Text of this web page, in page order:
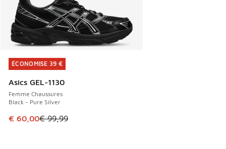
ÉCONOMISE 39 €
Asics GEL-1130
Femme Chaussures
Black - Pure Silver
Cet article est en promotion. Prix en baisse de € 99,99 à
€ 60,00€ 99,99
ÉCONOMISE 39 €